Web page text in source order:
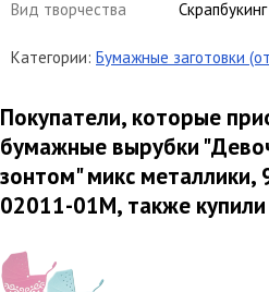
Вид творчества
Скрапбукинг
Категории: Бумажные заготовки
Покупатели, которые
бумажные вырубки
зонтом" микс металлики,
02011-01M, также купили